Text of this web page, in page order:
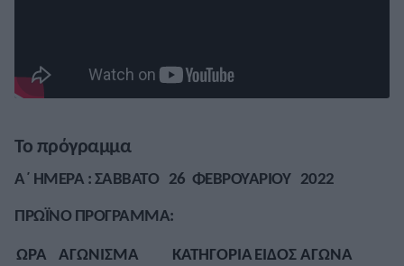
Το πρόγραμμα
Α΄ ΗΜΕΡΑ : ΣΑΒΒΑΤΟ 26 ΦΕΒΡΟΥΑΡΙΟΥ 2022
ΠΡΩΪΝΟ ΠΡΟΓΡΑΜΜΑ:
ΩΡΑ
ΑΓΩΝΙΣΜΑ ΚΑΤΗΓΟΡΙΑΕΙΔΟΣ ΑΓΩΝΑ